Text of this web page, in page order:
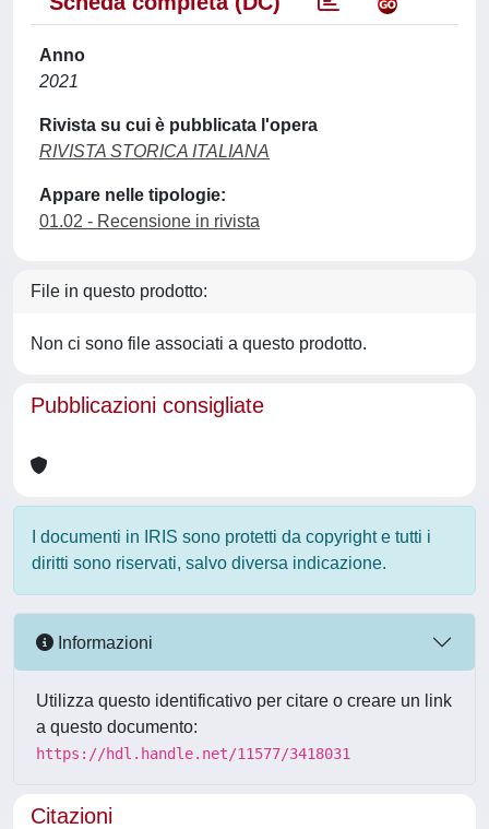
Anno
2021
Rivista su cui è pubblicata l'opera
RIVISTA STORICA ITALIANA
Appare nelle tipologie:
01.02 - Recensione in rivista
File in questo prodotto:
Non ci sono file associati a questo prodotto.
Pubblicazioni consigliate
I documenti in IRIS sono protetti da copyright e tutti i
diritti sono riservati, salvo diversa indicazione.
Informazioni
Utilizza questo identificativo per citare o creare un link
a questo documento:
https://hdl.handle.net/11577/3418031
Citazioni